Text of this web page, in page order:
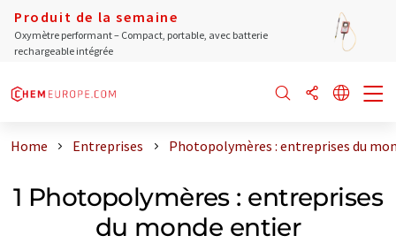
Produit de la semaine
Oxymètre performant – Compact, portable, avec batterie
rechargeable intégrée
Home Entreprises Photopolymères : entreprises du
1 Photopolymères : entreprises
du monde entier